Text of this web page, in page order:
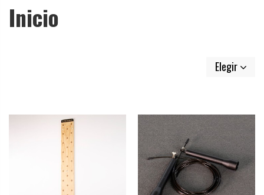
Inicio
Elegir